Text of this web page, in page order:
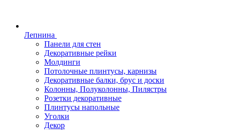
Лепнина
Панели для стен
Декоративные рейки
Молдинги
Потолочные плинтусы, карнизы
Декоративные балки, брус и доски
Колонны, Полуколонны, Пилястры
Розетки декоративные
Плинтусы напольные
Уголки
Декор